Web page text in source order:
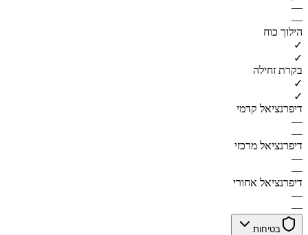
—
—
הילוך כוח
✓
✓
בקרת זחילה
✓
✓
דיפרנציאל קדמי
—
—
דיפרנציאל מרכזי
—
—
דיפרנציאל אחורי
—
—
בטיחות